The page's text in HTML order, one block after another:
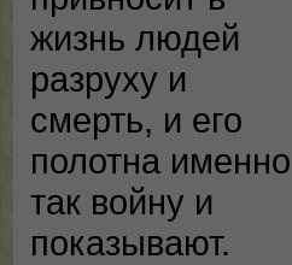
жизнь людей
разруху и
смерть, и его
полотна именно
так войну и
показывают.